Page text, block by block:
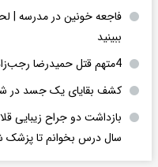
ببینید
4متهم قتل حمیدرضا رجب‌زاده دستگیر شدند
کشف بقایای یک جسد در
سال درس بخوانم تا پزشک